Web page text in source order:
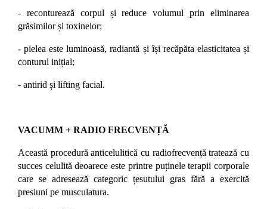
- reconturează corpul și reduce volumul prin eliminarea
grăsimilor și toxinelor;
- pielea este luminoasă, radiantă și își recăpăta elasticitatea și
conturul inițial;
- antirid și lifting facial.
VACUMM + RADIO FRECVENȚĂ
Această procedură anticelulitică cu radiofrecvență tratează cu
succes celulită deoarece este printre puținele terapii corporale
care se adresează categoric țesutului gras fără a exercită
presiuni pe musculatura.